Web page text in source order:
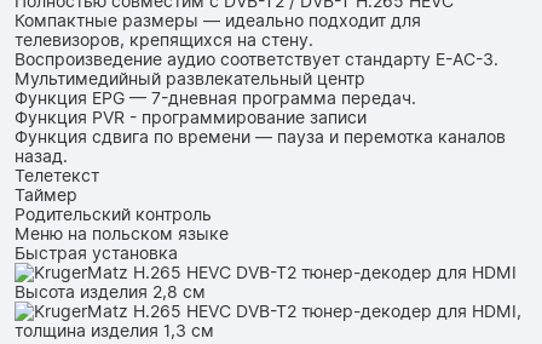
Компактные размеры — идеально подходит для
телевизоров, крепящихся на стену.
Воспроизведение аудио соответствует стандарту E-AC-3.
Мультимедийный развлекательный центр
Функция EPG — 7-дневная программа передач.
Функция PVR - программирование записи
Функция сдвига по времени — пауза и перемотка каналов
назад.
Телетекст
Таймер
Родительский контроль
Меню на польском языке
Быстрая установка